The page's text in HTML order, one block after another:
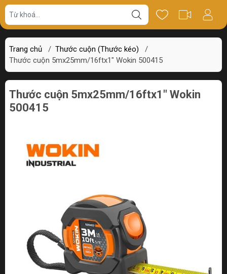
Trang chủ / Thước cuộn (Thước kéo)
/
Thước cuộn 5mx25mm/16ftx1" Wokin 500415
Giá bán Thông số Review
Thước cuộn 5mx25mm/16ftx1" Wokin
500415